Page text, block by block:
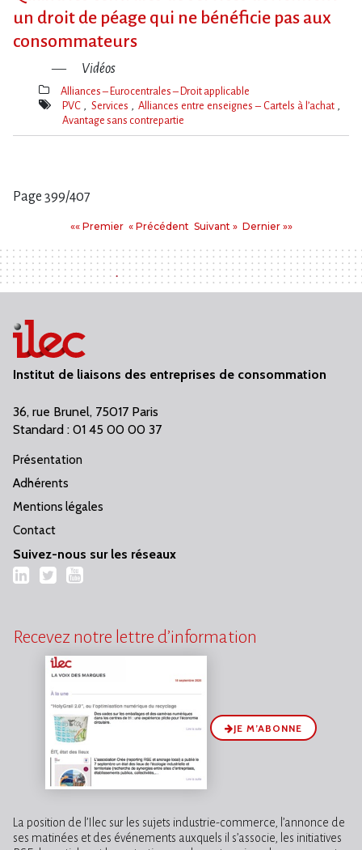
un droit de péage qui ne bénéficie pas aux
consommateurs
Vidéos
Thèmes(s)
Alliances – Eurocentrales – Droit applicable
Mot(s)-
PVC Services
Alliances entre enseignes – Cartels à l’achat
Avantage sans contrepartie
Page 399/407
«« PremierPremier
« PrécédentPrécédent
Suivant
Suivant » Dernier
Dernier »»
Institut de liaisons des entreprises de consommation
36, rue Brunel, 75017 Paris
Standard : 01 45 00 00 37
Présentation
Adhérents
Mentions légales
Contact
Suivez-nous sur les réseaux
LinkedIn
TwitterYouTube
Recevez notre lettre d’information
JE M’ABONNE
La position de l’Ilec sur les sujets industrie-commerce, l’annonce de
ses matinées et des événements auxquels il s’associe, les initiatives